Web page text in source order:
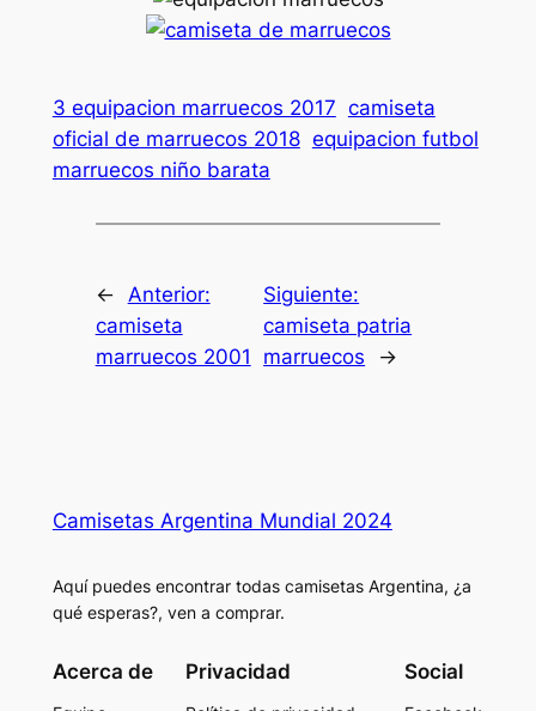
3 equipacion marruecos 2017 camiseta
oficial de marruecos 2018 equipacion futbol
marruecos niño barata
←
Anterior:
camiseta
marruecos 2001
Siguiente:
camiseta patria
marruecos
→
Camisetas Argentina Mundial 2024
Aquí puedes encontrar todas camisetas Argentina, ¿a
qué esperas?, ven a comprar.
Acerca de Privacidad Social